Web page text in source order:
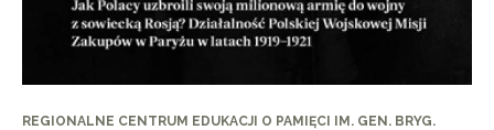
REGIONALNE CENTRUM EDUKACJI O PAMIĘCI IM. GEN. BRYG.